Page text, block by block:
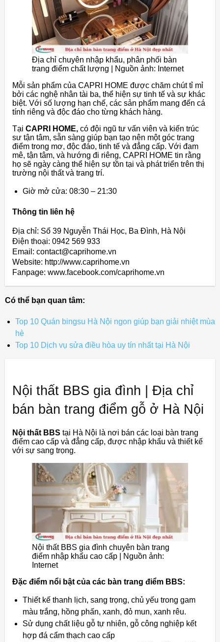
Địa chỉ chuyên nhập khẩu, phân phối bàn
trang điểm chất lượng | Nguồn ảnh: Internet
Mỗi sản phẩm của CAPRI HOME được chăm chút tỉ mỉ
bởi các nghệ nhân tài ba, thể hiện sự tinh tế và sự khác
biệt. Với số lượng hạn chế, các sản phẩm mang đến cá
tính riêng và độc đáo cho từng khách hàng.
Tại CAPRI HOME, có đội ngũ tư vấn viên và kiến trúc
sư tận tâm, sẵn sàng giúp bạn tạo nên một góc trang
điểm trong mơ, độc đáo, tinh tế và đẳng cấp. Với đam
mê, tận tâm, và hướng đi riêng, CAPRI HOME tin rằng
họ sẽ ngày càng thể hiện sự tồn tại và phát triển trên thị
trường nội thất và trang trí.
Giờ mở cửa: 08:30 – 21:30
Thông tin liên hệ
Địa chỉ: Số 39 Nguyễn Thái Học, Ba Đình, Hà Nội
Điện thoại: 0942 569 933
Email: contact@caprihome.vn
Website: http://www.caprihome.vn
Fanpage: www.facebook.com/caprihome.vn
Có thể bạn quan tâm:
Top 10 Quán bingsu Hà Nội ngon giúp bạn giải nhiệt mùa
hè
Top 10 Dịch vụ sửa điều hòa uy tín nhất tại Hà Nội
Nội thất BBS gia đình | Địa chỉ
bán bàn trang điểm gỗ ở Hà Nội
Nội thất BBS tại Hà Nội là nơi bán các loại bàn trang
điểm cao cấp và đẳng cấp, được nhập khẩu và thiết kế
với sự sang trọng.
Nội thất BBS gia đình chuyên bàn trang
điểm nhập khẩu cao cấp | Nguồn ảnh:
Internet
Đặc điểm nổi bật của các bàn trang điểm BBS:
Thiết kế thanh lịch, sang trọng, chủ yếu trong gam
màu trắng, hồng phấn, xanh, đỏ mun, xanh rêu.
Sử dụng chất liệu gỗ tự nhiên, gỗ công nghiệp kết
hợp đá cẩm thạch cao cấp